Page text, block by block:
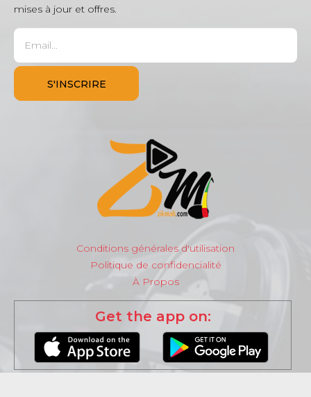
mises à jour et offres.
Conditions générales d'utilisation
Politique de confidencialité
À Propos
Get the app on: